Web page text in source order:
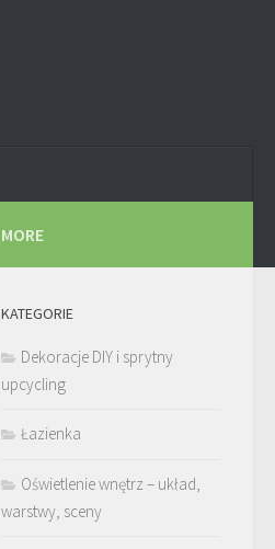
MORE
KATEGORIE
Dekoracje DIY i sprytny
upcycling
Łazienka
Oświetlenie wnętrz – układ,
warstwy, sceny